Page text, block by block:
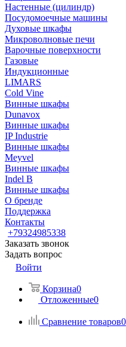
Настенные (цилиндр)
Посудомоечные машины
Духовые шкафы
Микроволновые печи
Варочные поверхности
Газовые
Индукционные
LIMARS
Cold Vine
Винные шкафы
Dunavox
Винные шкафы
IP Industrie
Винные шкафы
Meyvel
Винные шкафы
Indel B
Винные шкафы
О бренде
Поддержка
Контакты
+79324985338
Заказать звонок
Задать вопрос
Войти
Корзина0
Отложенные0
Сравнение товаров0